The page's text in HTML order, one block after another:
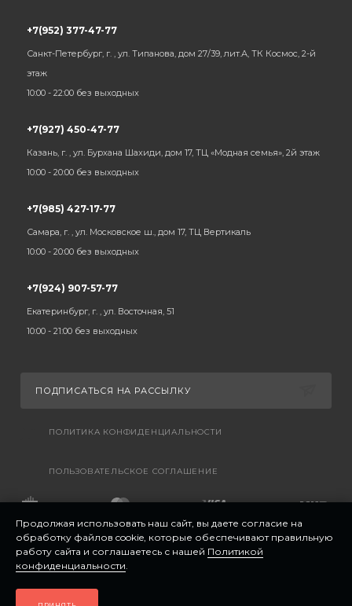
+7(952) 377-47-77
Санкт-Петербург, г. , ул. Типанова, дом 27/39, лит.А, ТК Космос, 2-й
этаж
10:00 - 22:00 без выходных
+7(927) 450-47-77
Казань, г. , ул. Бурхана Шахиди, дом 17, ТЦ «Модная семья», 2й этаж
10:00 - 20:00 без выходных
+7(985) 427-17-77
Самара, г. , ул. Московское ш., дом 17, ТЦ Вертикаль
10:00 - 20:00 без выходных
+7(924) 907-57-77
Екатеринбург, г. , ул. Восточная, 51
10:00 - 21:00 без выходных
ПОДПИСАТЬСЯ НА РАССЫЛКУ
ПОЛИТИКА КОНФИДЕНЦИАЛЬНОСТИ
ПОЛЬЗОВАТЕЛЬСКОЕ СОГЛАШЕНИЕ
Продолжая использовать наш сайт, вы даете согласие на
обработку файлов cookie, которые обеспечивают правильную
работу сайта и соглашаетесь с нашей Политикой
конфиденциальности.